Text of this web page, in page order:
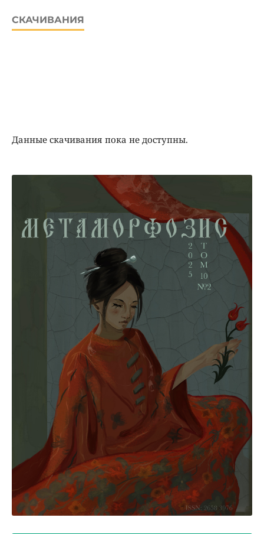
СКАЧИВАНИЯ
Данные скачивания пока не доступны.